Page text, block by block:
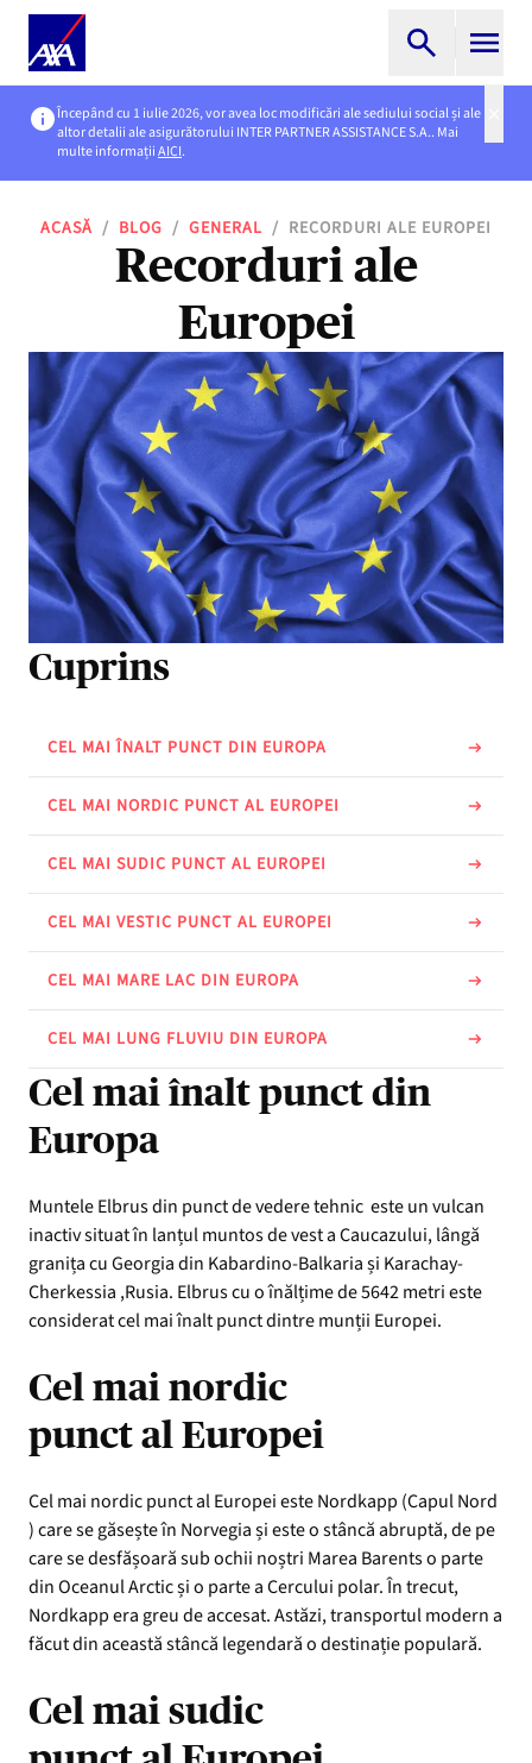
Începând cu 1 iulie 2026, vor avea loc modificări ale sediului social și ale
altor detalii ale asigurătorului INTER PARTNER ASSISTANCE S.A.. Mai
multe informațiiAICI.
ACASĂ / BLOG / GENERAL / RECORDURI ALE EUROPEI
Recorduri ale
Europei
Cuprins
CEL MAI ÎNALT PUNCT DIN EUROPA
CEL MAI NORDIC PUNCT AL EUROPEI
CEL MAI SUDIC PUNCT AL EUROPEI
CEL MAI VESTIC PUNCT AL EUROPEI
CEL MAI MARE LAC DIN EUROPA
CEL MAI LUNG FLUVIU DIN EUROPA
Cel mai înalt punct din
Europa
Muntele Elbrus din punct de vedere tehnic este un vulcan
inactiv situat în lanțul muntos de vest a Caucazului, lângă
granița cu Georgia din Kabardino-Balkaria și Karachay-
Cherkessia ,Rusia. Elbrus cu o înălțime de 5642 metri este
considerat cel mai înalt punct dintre munții Europei.
Cel mai nordic
punct al Europei
Cel mai nordic punct al Europei este Nordkapp (Capul Nord
) care se găsește în Norvegia și este o stâncă abruptă, de pe
care se desfășoară sub ochii noștri Marea Barents o parte
din Oceanul Arctic și o parte a Cercului polar. În trecut,
Nordkapp era greu de accesat. Astăzi, transportul modern a
făcut din această stâncă legendară o destinație populară.
Cel mai sudic